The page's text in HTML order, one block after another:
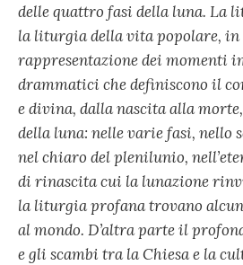
delle quattro fasi della luna. La
la liturgia della vita popolare, in
rappresentazione dei momenti
drammatici che definiscono il
e divina, dalla nascita alla
della luna: nelle varie fasi, nello
nel chiaro del plenilunio,
di rinascita cui la lunazione
la liturgia profana trovano
al mondo. D’altra parte il
e gli scambi tra la Chiesa e la